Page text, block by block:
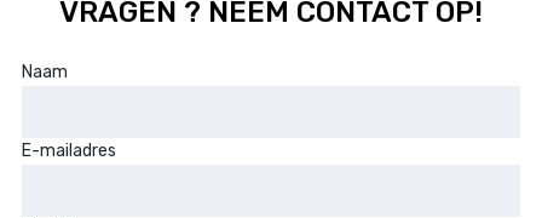
VRAGEN ? NEEM CONTACT OP!
Naam
E-mailadres